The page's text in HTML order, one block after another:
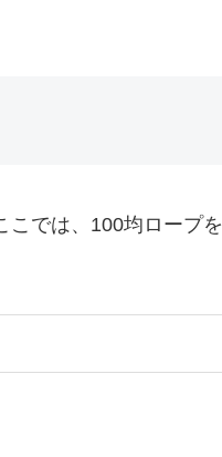
こでは、100均ロープを